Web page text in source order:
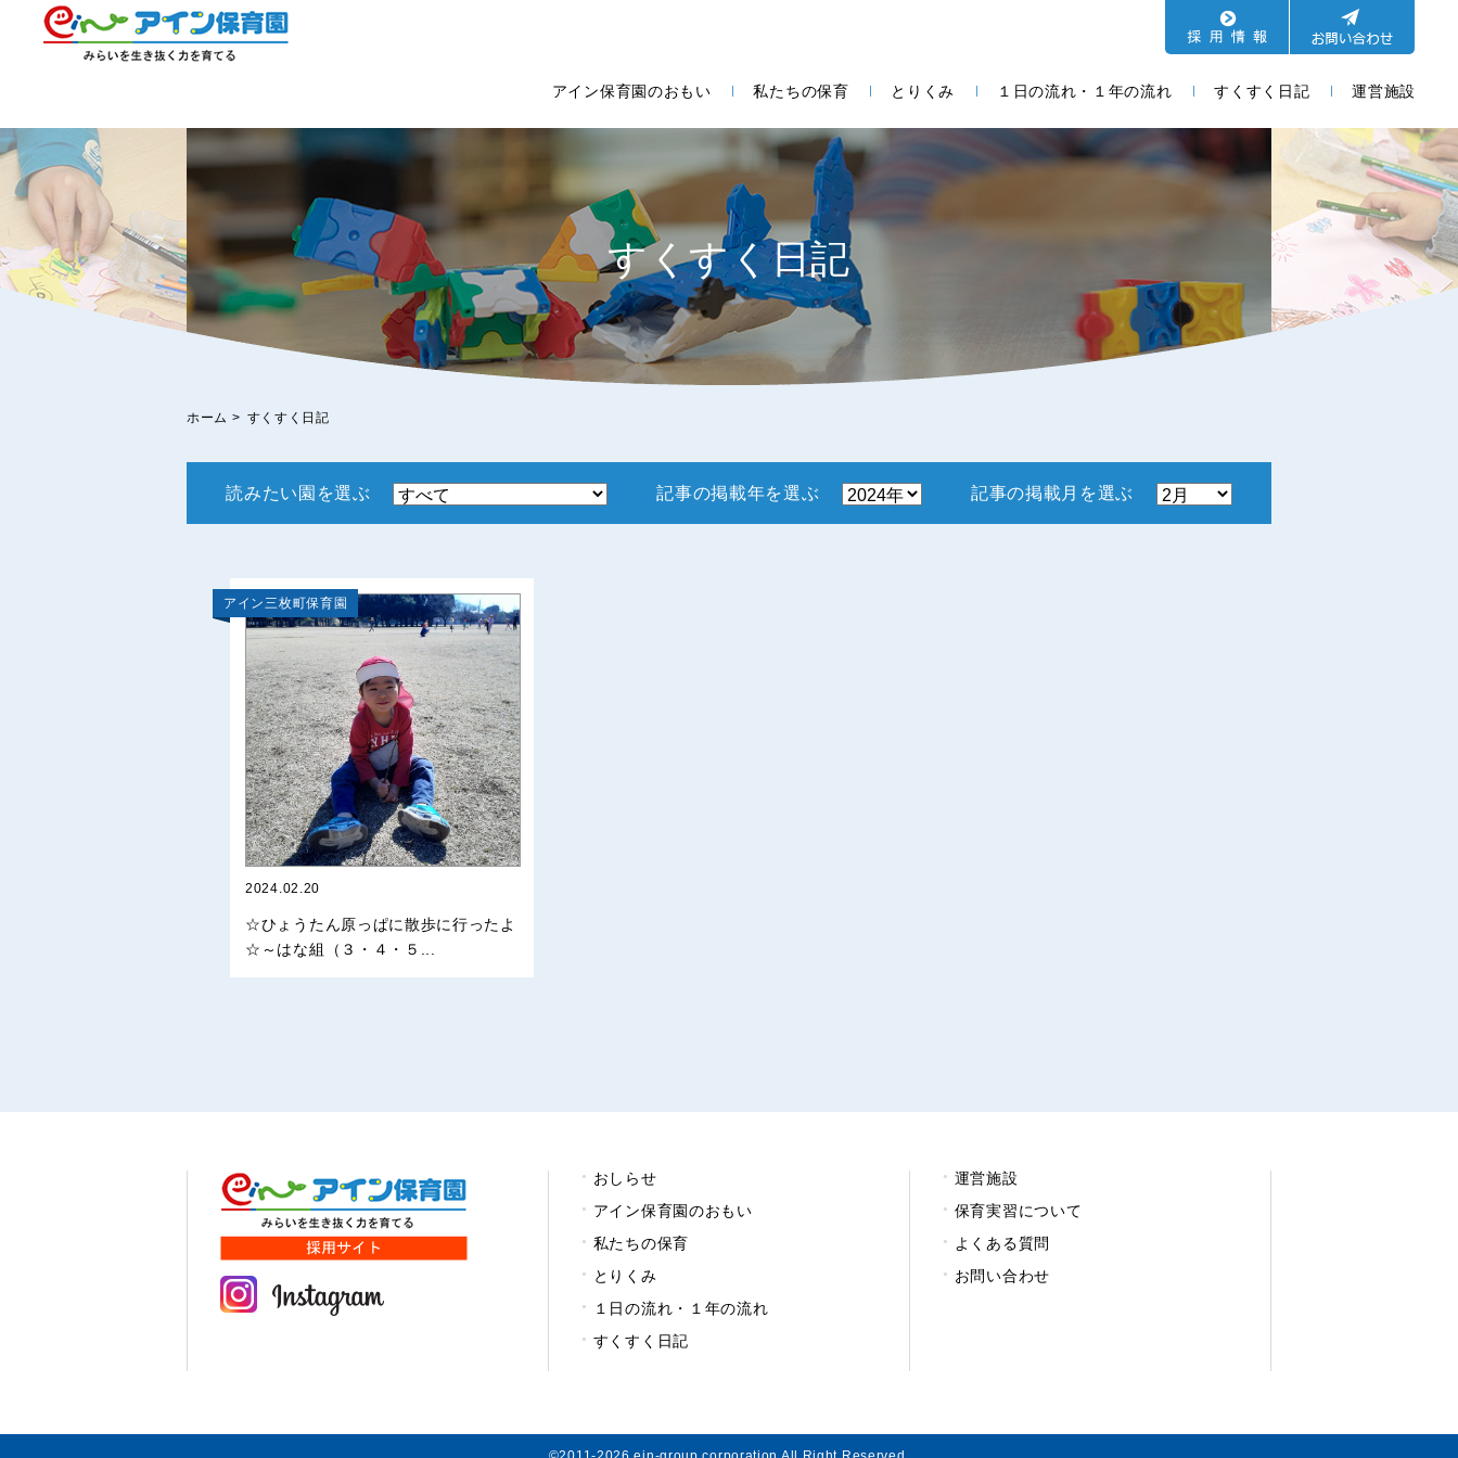
アイン保育園のおもい 私たちの保育 とりくみ １日の流れ・１年の流れ すくすく日記 運営施設
すくすく日記
ホーム > すくすく日記
読みたい園を選ぶ 記事の掲載年を選ぶ 記事の掲載月を選ぶ
アイン三枚町保育園
2024.02.20
☆ひょうたん原っぱに散歩に行ったよ
☆～はな組（３・４・５...
おしらせ
アイン保育園のおもい
私たちの保育
とりくみ
１日の流れ・１年の流れ
すくすく日記
運営施設
保育実習について
よくある質問
お問い合わせ